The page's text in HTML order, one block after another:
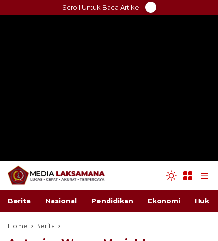
to
Scroll Untuk Baca Artikel
Berita Nasional Pendidikan Ekonomi
Home Berita